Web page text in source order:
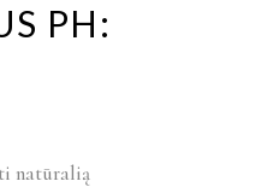
PH:
natūralią